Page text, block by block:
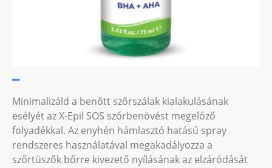
Minimalizáld a benőtt szőrszálak kialakulásának
esélyét az X-Epil SOS szőrbenövést megelőző
folyadékkal. Az enyhén hámlasztó hatású spray
rendszeres használatával megakadályozza a
szőrtüszők bőrre kivezető nyílásának az elzáródását